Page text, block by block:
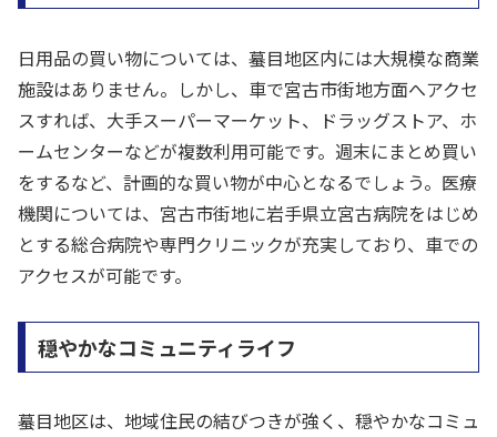
日用品の買い物については、蟇目地区内には大規模な商業
施設はありません。しかし、車で宮古市街地方面へアクセ
スすれば、大手スーパーマーケット、ドラッグストア、ホ
ームセンターなどが複数利用可能です。週末にまとめ買い
をするなど、計画的な買い物が中心となるでしょう。医療
機関については、宮古市街地に岩手県立宮古病院をはじめ
とする総合病院や専門クリニックが充実しており、車での
アクセスが可能です。
穏やかなコミュニティライフ
蟇目地区は、地域住民の結びつきが強く、穏やかなコミュ